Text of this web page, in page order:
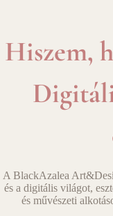
Hiszem,
A BlackAzalea
és a digitális világot,
és művészeti